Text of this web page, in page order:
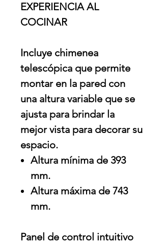
EXPERIENCIA AL
COCINAR
Incluye chimenea
telescópica que permite
montar en la pared con
una altura variable que se
ajusta para brindar la
mejor vista para decorar su
espacio.
Altura mínima de 393
mm.
Altura máxima de 743
mm.
Panel de control intuitivo